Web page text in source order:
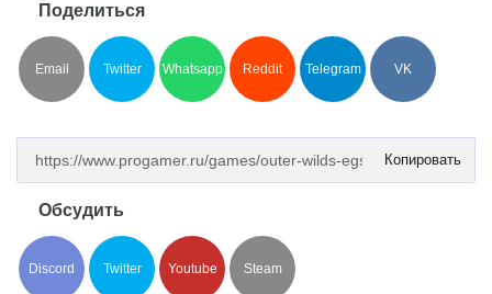
Поделиться
Email Twitter Whatsapp Reddit Telegram VK
Копировать
Обсудить
Discord Twitter Youtube Steam